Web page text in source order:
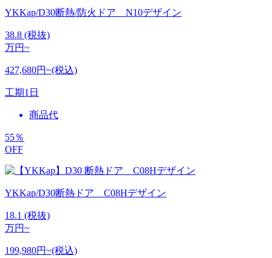
YKKap/D30断熱/防火ドア N10デザイン
38.8 (税抜)
万円~
427,680円~(税込)
工期1日
商品代
55％
OFF
YKKap/D30断熱ドア C08Hデザイン
18.1 (税抜)
万円~
199,980円~(税込)